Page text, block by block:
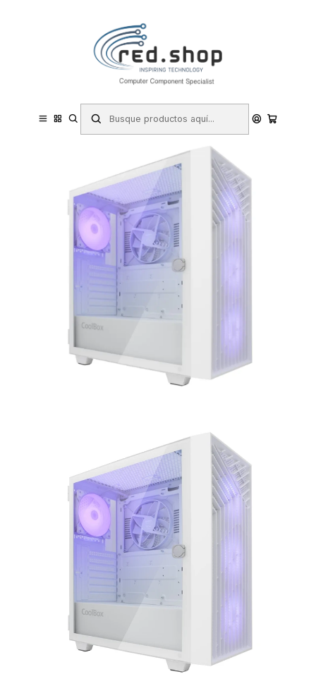
Haga Click Aqui
Componentes e Integración
Coolbox GA300 GridLine Caja Torre ATX, Micro ATX, Mini-ITX -
Lateral Cristal Templado - Tamaño HDD 2.5", 3.5" - USB-A 3.0, USB-